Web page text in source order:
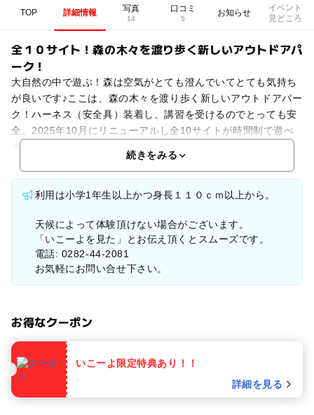
TOP 詳細情報 写真
14
口コミ
5
お知らせ
イベント
見どころ
全１０サイト！森の木々を渡り歩く新しいアウトドアパ
ーク！
大自然の中で遊ぶ！森は空気がとても澄んでいてとても気持ち
が良いです♪ここは、森の木々を渡り歩く新しいアウトドアパー
ク！ハーネス（安全具）装着し、講習を受けるのでとっても安
全。2025年10月にリニューアルし全10サイトが時間制で遊べ
続きをみる
利用は小学1年生以上かつ身長１１０ｃｍ以上から。
天候によって体験頂けない場合がございます。
「いこーよを見た」とお伝え頂くとスムーズです。
電話: 0282-44-2081
お気軽にお問い合せ下さい。
お得なクーポン
いこーよ限定特典あり！！
詳細を見る